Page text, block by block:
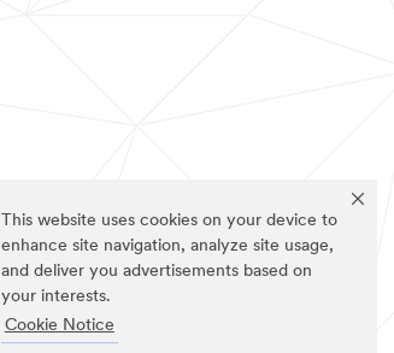
This website uses cookies on your device to
enhance site navigation, analyze site usage,
and deliver you advertisements based on
your interests.
Cookie Notice